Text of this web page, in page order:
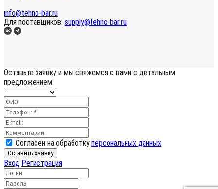
info@tehno-bar.ru
Для поставщиков: supply@tehno-bar.ru
Оставьте заявку и мы свяжемся с вами с детальным
предложением
Согласен на обработку персональных данных
Оставить заявку
Вход Регистрация